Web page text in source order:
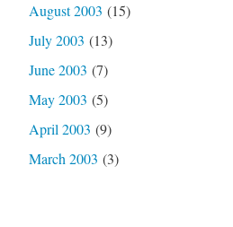
August 2003 (15)
July 2003 (13)
June 2003 (7)
May 2003 (5)
April 2003 (9)
March 2003 (3)